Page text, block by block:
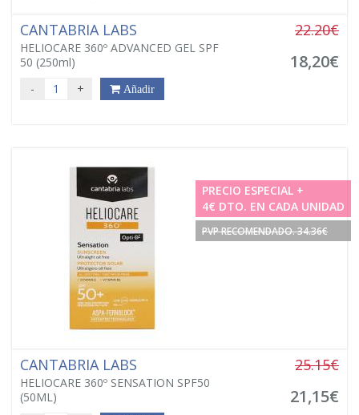
CANTABRIA LABS
HELIOCARE 360º ADVANCED GEL SPF
50 (250ml)
22.20€
18,20€
- + Añadir
PRECIO ESPECIAL +
4€ DTO. EN CADA UNIDAD
PVP RECOMENDADO. 34.36€
CANTABRIA LABS
HELIOCARE 360º SENSATION SPF50
(50ML)
25.15€
21,15€